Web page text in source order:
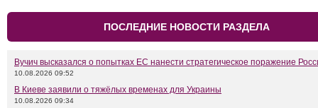
ПОСЛЕДНИЕ НОВОСТИ РАЗДЕЛА
Вучич высказался о попытках ЕС нанести стратегическое поражение
10.08.2026 09:52
В Киеве заявили о тяжёлых временах для Украины
10.08.2026 09:34